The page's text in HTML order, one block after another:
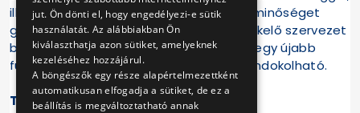
illetve hatósági kijelöléssel rendelkező, minőséget
garantáló független megfelelőség értékelő szervezet
bevonásával történt, ezért a javaslata egy újabb
független vizsgálatra szakmailag nem indokolható.
Tisztelt Bíró Endre Úr!
jut. Ön dönti el, hogy engedélyezi-e sütik
használatát. Az alábbiakban Ön
kiválaszthatja azon sütiket, amelyeknek
kezeléséhez hozzájárul.
A böngészők egy része alapértelmezettként
automatikusan elfogadja a sütiket, de ez a
beállítás is megváltoztatható annak